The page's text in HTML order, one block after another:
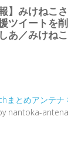
まとめアンテナ
nantoka-